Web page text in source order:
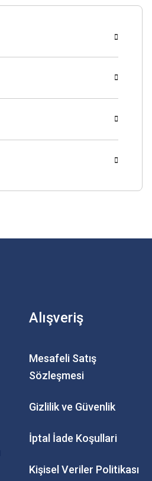
Alışveriş
Mesafeli Satış
Sözleşmesi
Gizlilik ve Güvenlik
İptal İade Koşullari
Kişisel Veriler Politikası